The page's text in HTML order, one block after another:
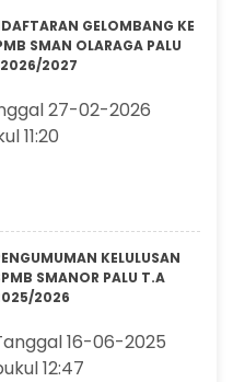
GELOMBANG KE
SMAN OLARAGA PALU
2027
27-02-2026
11:20
KELULUSAN
SMANOR PALU T.A
2026
16-06-2025
12:47